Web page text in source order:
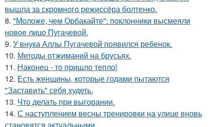
вышла за скромного режиссёра болтенко.
8. "Моложе, чем Орбакайте": поклонники высмеяли
новое лицо Пугачевой.
9. У внука Аллы Пугачевой появился ребенок.
10. Методы отжиманий на брусьях.
11. Наконец - то пришло тепло!
12. Есть женщины, которые годами пытаются
"Заставить" себя худеть.
13. Что делать при выгорании.
14. С наступлением весны тренировки на улице вновь
становятся актуальными.